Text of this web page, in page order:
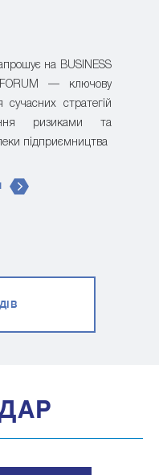
на BUSINESS
— ключову
стратегій
ризиками та
підприємництва